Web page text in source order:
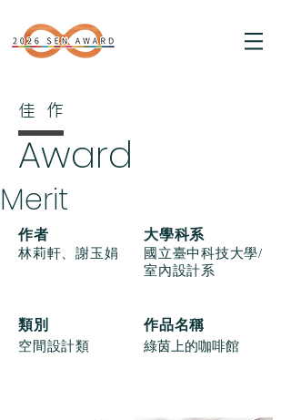
佳作
Award
Merit
​作者 大學科系
林莉軒、謝玉娟
國立臺中科技大學/
室內設計系
類別 作品名稱
空間設計類 綠茵上的咖啡館